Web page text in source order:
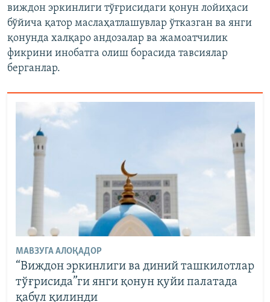
виждон эркинлиги тўғрисидаги қонун лойиҳаси
бўйича қатор маслаҳатлашувлар ўтказган ва янги
қонунда халқаро андозалар ва жамоатчилик
фикрини инобатга олиш борасида тавсиялар
берганлар.
МАВЗУГА АЛОҚАДОР
“Виждон эркинлиги ва диний ташкилотлар
тўғрисида”ги янги қонун қуйи палатада
қабул қилинди